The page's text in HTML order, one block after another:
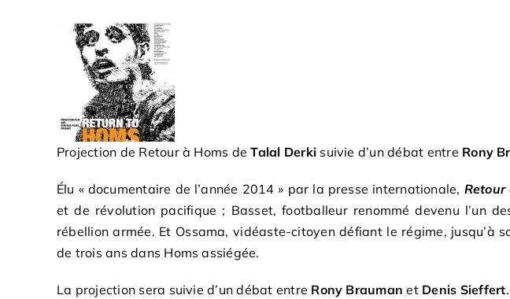
Projection de Retour à Homs deTalal Derki suivie d’un débat entre Rony
Élu « documentaire de l’année 2014 » par la presse internationale, Retour
et de révolution pacifique ; Basset, footballeur renommé devenu l’un
rébellion armée. Et Ossama, vidéaste-citoyen défiant le régime,
de trois ans dans Homs assiégée.
La projection sera suivie d’un débat entre Rony Brauman et Denis Sieffert.